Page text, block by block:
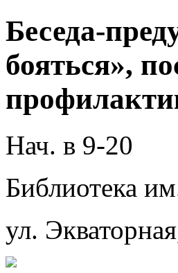
Беседа-
бояться»,
Нач. в 9-20
Библиотека
ул.